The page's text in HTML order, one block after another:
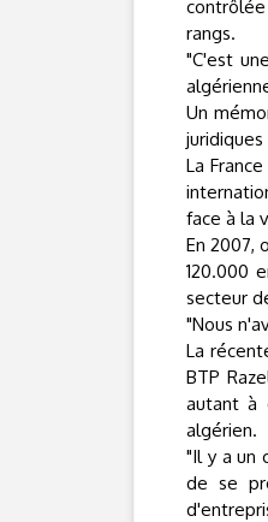
rangs.
"C'est
Un
La
face à la
En 2007,
120.000
secteur
"Nous
La
BTP
autant à
algérien.
"Il y a un
de se